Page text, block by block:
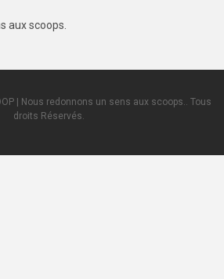
aux scoops.
| Nous redonnons un sens aux scoops.. Tous
droits Réservés.